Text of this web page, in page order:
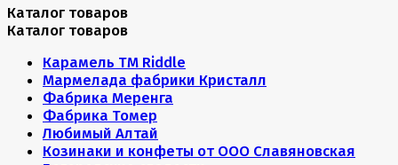
Каталог товаров
Каталог товаров
Карамель ТМ Riddle
Мармелада фабрики Кристалл
Фабрика Меренга
Фабрика Томер
Любимый Алтай
Козинаки и конфеты от ООО Славяновская